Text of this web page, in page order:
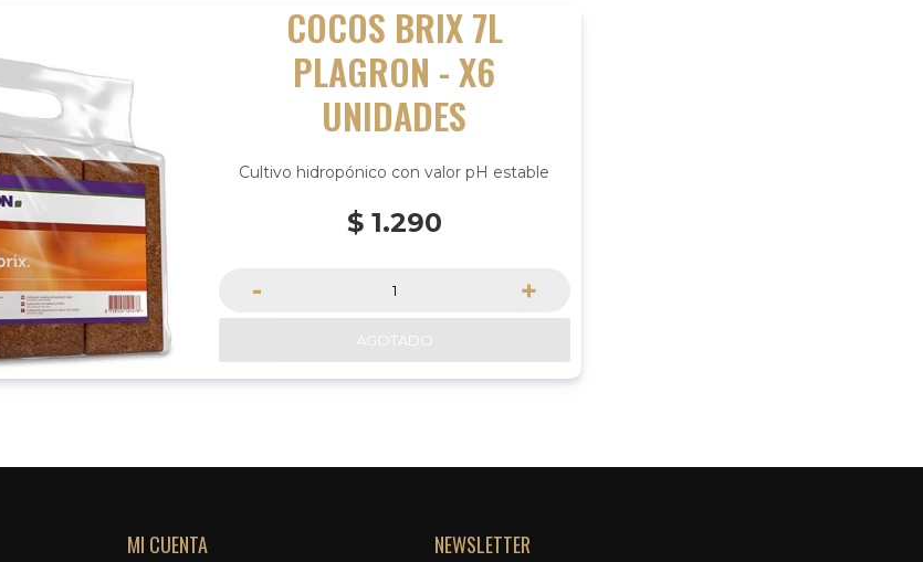
COCOS BRIX 7L
PLAGRON - X6
UNIDADES
Cultivo hidropónico con valor pH estable
$ 1.290
- +
AGOTADO
MI CUENTA NEWSLETTER